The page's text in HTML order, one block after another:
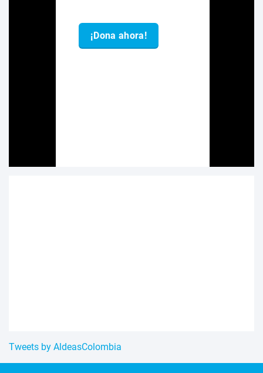
Tweets by AldeasColombia